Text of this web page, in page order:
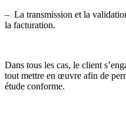
– La transmission et la
la facturation.
Dans tous les cas, le client
tout mettre en œuvre afin de
étude conforme.